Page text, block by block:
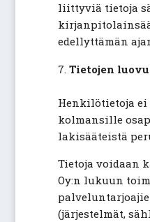
liittyviä tietoja
edellyttämän
Tietojen
Henkilötietoja ei
kolmansille
lakisääteistä
Tietoja voidaan
Oy:n lukuun
(järjestelmät,